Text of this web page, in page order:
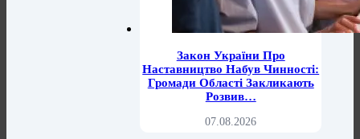
Закон України Про
Наставництво Набув Чинності:
Громади Області Закликають
Розвив…
07.08.2026